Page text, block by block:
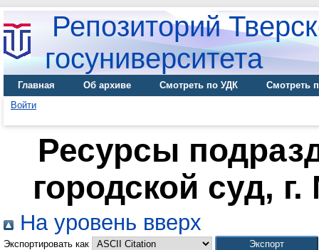
Репозиторий
госуниверситета
Главная Об архиве Смотреть по УДК
Смотреть
Войти
Ресурсы
городской суд,
На уровень вверх
Экспортировать как